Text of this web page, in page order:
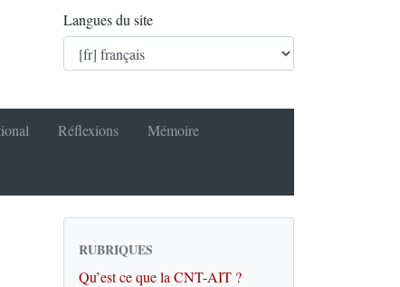
Langues du site
Réflexions Mémoire
RUBRIQUES
Qu’est ce que la CNT-AIT ?